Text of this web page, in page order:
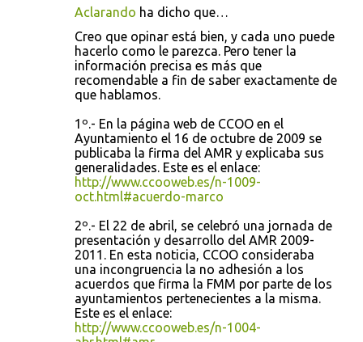
Aclarando ha dicho que…
Creo que opinar está bien, y cada uno puede
hacerlo como le parezca. Pero tener la
información precisa es más que
recomendable a fin de saber exactamente de
que hablamos.
1º.- En la página web de CCOO en el
Ayuntamiento el 16 de octubre de 2009 se
publicaba la firma del AMR y explicaba sus
generalidades. Este es el enlace:
http://www.ccooweb.es/n-1009-
oct.html#acuerdo-marco
2º.- El 22 de abril, se celebró una jornada de
presentación y desarrollo del AMR 2009-
2011. En esta noticia, CCOO consideraba
una incongruencia la no adhesión a los
acuerdos que firma la FMM por parte de los
ayuntamientos pertenecientes a la misma.
Este es el enlace:
http://www.ccooweb.es/n-1004-